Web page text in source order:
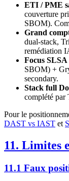
ETI / PME
couverture
SBOM).
Grand
dual-stack,
remédiation
Focus
SBOM) +
secondary.
Stack full
complété par
Pour le
DAST vs IAST et
11. Limites
11.1 Faux